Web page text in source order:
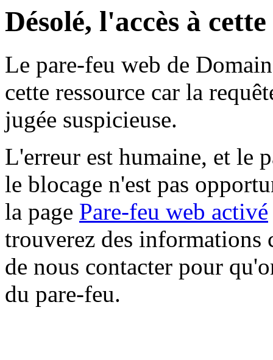
Désolé, l'accès à
Le pare-feu web de
cette ressource car la
jugée suspicieuse.
L'erreur est humaine, et le
le blocage n'est pas
la page Pare-feu web activé
trouverez des informations
de nous contacter pour
du pare-feu.